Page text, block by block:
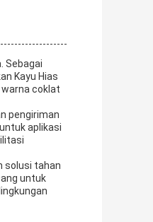
Sebagai
Kayu Hias
coklat
pengiriman
aplikasi
solusi tahan
untuk